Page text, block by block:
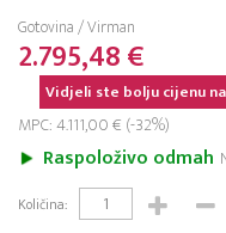
Gotovina / Virman
2.795,48 €
Vidjeli ste bolju cijenu
MPC: 4.111,00 € (-32%)
Raspoloživo odmah
Količina: